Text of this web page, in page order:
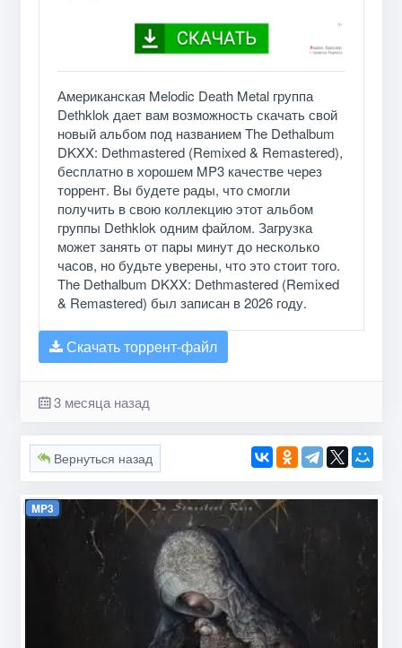
Американская Melodic Death Metal группа
Dethklok дает вам возможность скачать свой
новый альбом под названием The Dethalbum
DKXX: Dethmastered (Remixed & Remastered),
бесплатно в хорошем MP3 качестве через
торрент. Вы будете рады, что смогли
получить в свою коллекцию этот альбом
группы Dethklok одним файлом. Загрузка
может занять от пары минут до несколько
часов, но будьте уверены, что это стоит того.
The Dethalbum DKXX: Dethmastered (Remixed
& Remastered) был записан в 2026 году.
Скачать торрент-файл
3 месяца назад
Вернуться назад
MP3